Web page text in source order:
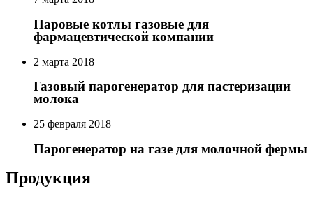
Паровые котлы газовые для
фармацевтической компании
2 марта 2018
Газовый парогенератор для пастеризации
молока
25 февраля 2018
Парогенератор на газе для молочной фермы
Продукция